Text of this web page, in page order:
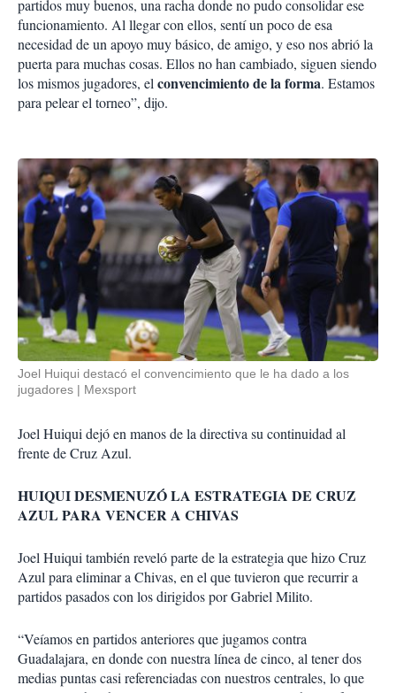
partidos muy buenos, una racha donde no pudo consolidar ese
funcionamiento. Al llegar con ellos, sentí un poco de esa
necesidad de un apoyo muy básico, de amigo, y eso nos abrió la
puerta para muchas cosas. Ellos no han cambiado, siguen siendo
los mismos jugadores, elconvencimiento de la forma. Estamos
para pelear el torneo”, dijo.
Joel Huiqui destacó el convencimiento que le ha dado a los
jugadores
Mexsport
Joel Huiqui dejó en manos de la directiva su continuidad al
frente de Cruz Azul.
HUIQUI DESMENUZÓ LA ESTRATEGIA DE CRUZ
AZUL PARA VENCER A CHIVAS
Joel Huiqui también reveló parte de la estrategia que hizo Cruz
Azul para eliminar a Chivas, en el que tuvieron que recurrir a
partidos pasados con los dirigidos por Gabriel Milito.
“Veíamos en partidos anteriores que jugamos contra
Guadalajara, en donde con nuestra línea de cinco, al tener dos
medias puntas casi referenciadas con nuestros centrales, lo que